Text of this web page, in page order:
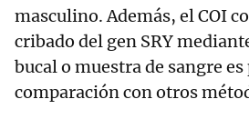
masculino. Además, el COI
cribado del gen SRY
bucal o muestra de sangre
comparación con otros